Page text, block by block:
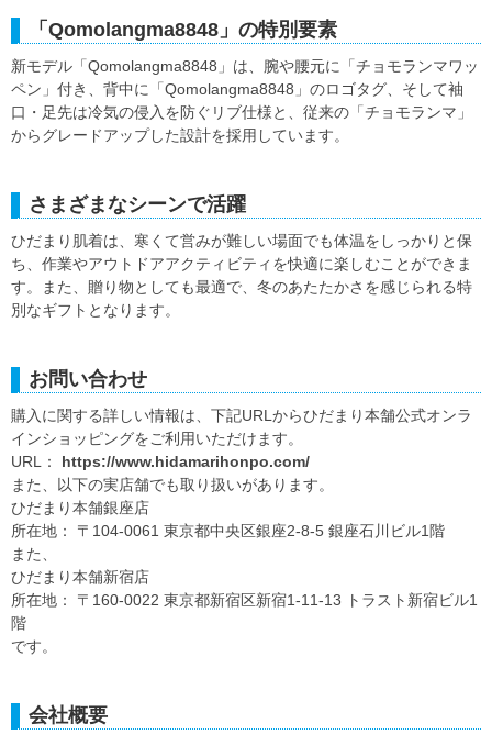
「Qomolangma8848」の特別要素
新モデル「Qomolangma8848」は、腕や腰元に「チョモランマワッ
ペン」付き、背中に「Qomolangma8848」のロゴタグ、そして袖
口・足先は冷気の侵入を防ぐリブ仕様と、従来の「チョモランマ」
からグレードアップした設計を採用しています。
さまざまなシーンで活躍
ひだまり肌着は、寒くて営みが難しい場面でも体温をしっかりと保
ち、作業やアウトドアアクティビティを快適に楽しむことができま
す。また、贈り物としても最適で、冬のあたたかさを感じられる特
別なギフトとなります。
お問い合わせ
購入に関する詳しい情報は、下記URLからひだまり本舗公式オンラ
インショッピングをご利用いただけます。
URL： https://www.hidamarihonpo.com/
また、以下の実店舗でも取り扱いがあります。
ひだまり本舗銀座店
所在地： 〒104-0061 東京都中央区銀座2-8-5 銀座石川ビル1階
また、
ひだまり本舗新宿店
所在地： 〒160-0022 東京都新宿区新宿1-11-13 トラスト新宿ビル1
階
です。
会社概要